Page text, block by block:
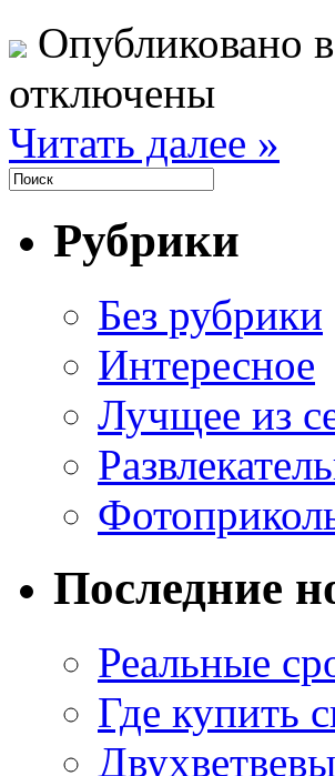
Опубликовано
отключены
Читать далее »
Рубрики
Без рубрики
Интересное
Лучщее из
Последние
Реальные
Где купить